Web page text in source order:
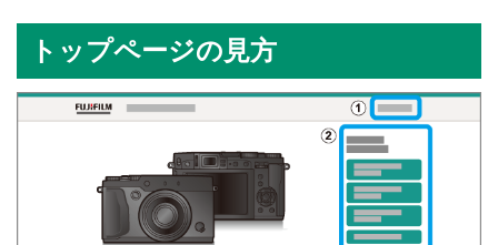
トップページの見方